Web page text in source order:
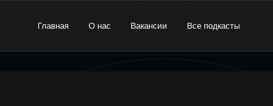
Главная О нас Вакансии Все подкасты